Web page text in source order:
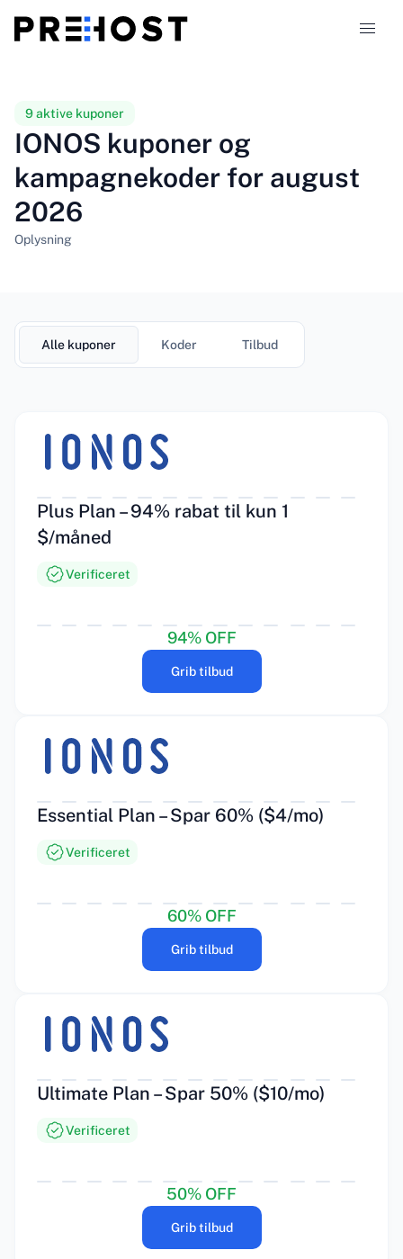
Sammenligninger
Kuponer 319
9 aktive kuponer
IONOS kuponer og
kampagnekoder for august
2026
Oplysning
Alle kuponer Koder Tilbud
Plus Plan – 94% rabat til kun 1
$/måned
Verificeret
94% OFF
Grib tilbud
Essential Plan – Spar 60% ($4/mo)
Verificeret
60% OFF
Grib tilbud
Ultimate Plan – Spar 50% ($10/mo)
Verificeret
50% OFF
Grib tilbud